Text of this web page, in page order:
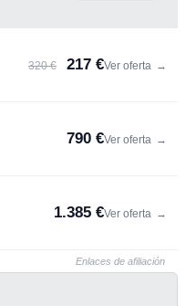
320 € 217 €Ver oferta →
790 €Ver oferta →
1.385 €Ver oferta →
Enlaces de afiliación